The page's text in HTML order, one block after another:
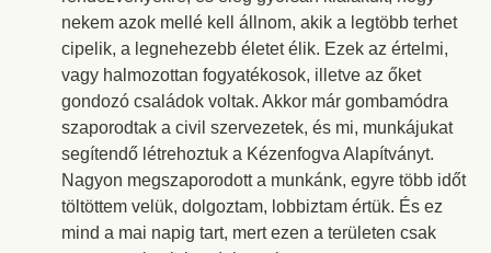
nekem azok mellé kell állnom, akik a legtöbb terhet
cipelik, a legnehezebb életet élik. Ezek az értelmi,
vagy halmozottan fogyatékosok, illetve az őket
gondozó családok voltak. Akkor már gombamódra
szaporodtak a civil szervezetek, és mi, munkájukat
segítendő létrehoztuk a Kézenfogva Alapítványt.
Nagyon megszaporodott a munkánk, egyre több időt
töltöttem velük, dolgoztam, lobbiztam értük. És ez
mind a mai napig tart, mert ezen a területen csak